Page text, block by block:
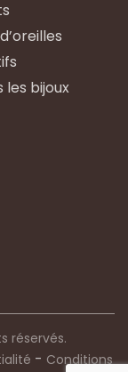
les bijoux
réservés.
- Conditions